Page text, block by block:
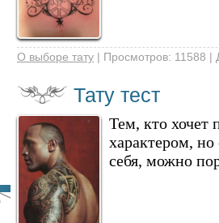
О выборе тату | Просмотров: 11588 |
Тату тест
Тем, кто хочет
характером, но
себя, можно